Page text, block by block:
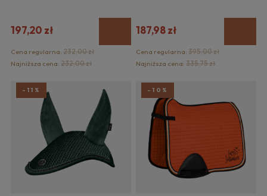
197,20 zł
Cena regularna: 232,00 zł
Najniższa cena: 232,00 zł
187,98 zł
Cena regularna:395,00 zł
Najniższa cena:335,75 zł
-11% -10%